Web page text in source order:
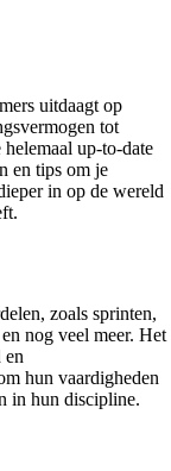
uitdaagt op
tot
up-to-date
en tips om je
in op de wereld
zoals sprinten,
nog veel meer. Het
en
hun vaardigheden
in hun discipline.